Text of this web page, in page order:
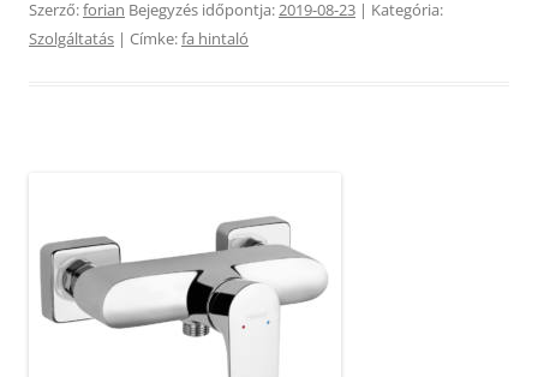
Szerző:forian Bejegyzés időpontja:2019-08-23 | Kategória:
Szolgáltatás | Címke:fa hintaló